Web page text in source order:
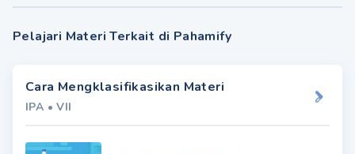
Pelajari Materi Terkait di Pahamify
Cara Mengklasifikasikan Materi
IPA •VII